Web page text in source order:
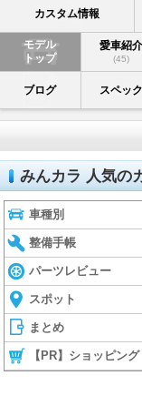
カスタム情報
モデル
トップ
愛車紹介
(45)
ブログ スペック
みんカラ 人気の
車種別
整備手帳
パーツレビュー
スポット
まとめ
【PR】ショッピング